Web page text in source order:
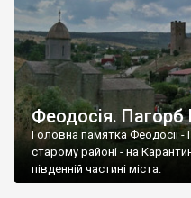
Феодосія. Пагорб
Головна памятка Феодосії -
старому районі - на
південній частині міста.